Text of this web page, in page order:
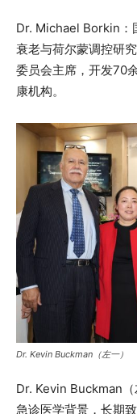
Dr. Michael Borkin：
衰老与荷尔蒙调控研
委员会主席，开发70
康机构。
Dr. Kevin Buckman（左一）
Dr. Kevin Buckman
急诊医学背景，长期